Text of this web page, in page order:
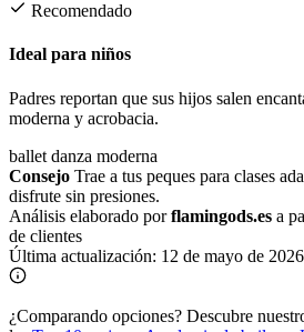
Recomendado
Ideal para niños
Padres reportan que sus hijos salen
moderna y acrobacia.
ballet danza moderna
Consejo Trae a tus peques para clases
disfrute sin presiones.
Análisis elaborado porflamingods.es a
de clientes
Última actualización: 12 de mayo de 2026
¿Comparando opciones? Descubre